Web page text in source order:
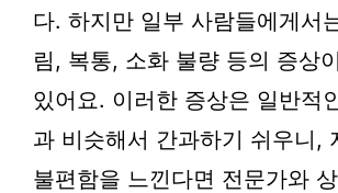
다. 하지만 일부 사람들에게서
림, 복통, 소화 불량 등의 증상
있어요. 이러한 증상은 일반적
과 비슷해서 간과하기 쉬우니,
불편함을 느낀다면 전문가와